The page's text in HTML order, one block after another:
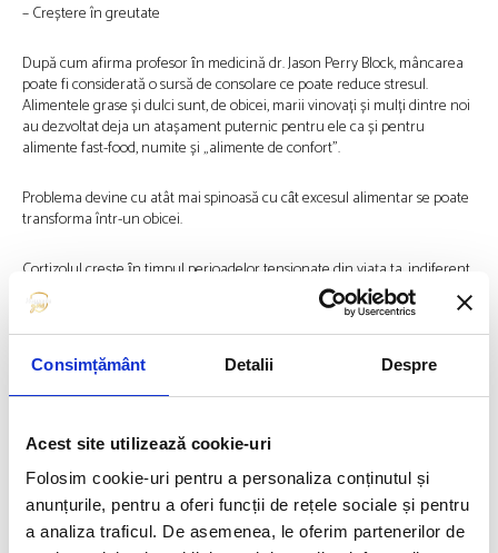
Consimțământ Detalii Despre
Acest site utilizează cookie-uri
Folosim cookie-uri pentru a personaliza conținutul și
anunțurile, pentru a oferi funcții de rețele sociale și pentru
a analiza traficul. De asemenea, le oferim partenerilor de
– Creștere în greutate
După cum afirma profesor ȋn medicină dr. Jason Perry Block, mâncarea
poate fi considerată o sursă de consolare ce poate reduce stresul.
Alimentele grase și dulci sunt, de obicei, marii vinovați și mulți dintre noi
au dezvoltat deja un atașament puternic pentru ele ca și pentru
alimente fast-food, numite și „alimente de confort”.
Problema devine cu atât mai spinoasă cu cȃt excesul alimentar se poate
transforma într-un obicei.
Cortizolul crește ȋn timpul perioadelor tensionate din viaţa ta, indiferent
de natura stres-ului și din păcate, „mai mult stres = mai mult cortizol =
apetit mai mare pentru produsele alimentare junk = mai multă grăsime
pe burtă”, afirma Dr. Shawn M. Talbott, biochimist nutriţional.
Cum să menținem totuși niveluri sănătoase de cortizol?
Evident, cel mai simplu mod de a-ţi menține nivelul normal al cortizolului
și de a funcționa corect este de a reduce, cât de mult se poate, stresul.
Încercați să aplicați următoarele sfaturi simple pentru a vă menține
instinctul de ,,luptă sau fugă’’ al organismului la un nivel corect: